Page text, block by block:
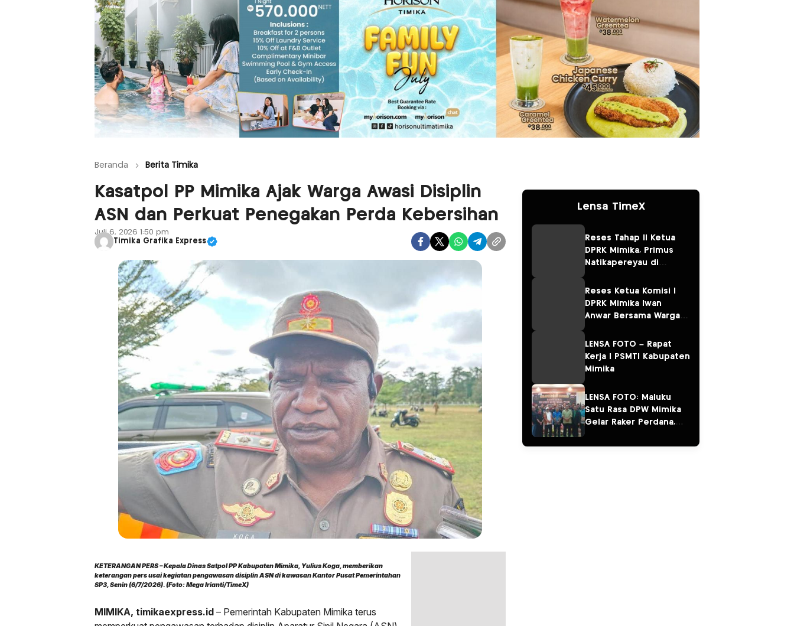
Beranda Berita Timika
Kasatpol PP Mimika Ajak Warga Awasi Disiplin
ASN dan Perkuat Penegakan Perda Kebersihan
Juli 6, 2026 1:50 pm
Timika Grafika Express
KETERANGAN PERS – Kepala Dinas Satpol PP Kabupaten Mimika, Yulius Koga, memberikan
keterangan pers usai kegiatan pengawasan disiplin ASN di kawasan Kantor Pusat Pemerintahan
SP3, Senin (6/7/2026). (Foto: Mega Irianti/TimeX)
MIMIKA, timikaexpress.id – Pemerintah Kabupaten Mimika terus
Lensa TimeX
Reses Tahap II Ketua
DPRK Mimika, Primus
Natikapereyau di
Pulau Karaka
Reses Ketua Komisi I
DPRK Mimika Iwan
Anwar Bersama Warga
LENSA FOTO – Rapat
Kerja I PSMTI Kabupaten
Mimika
LENSA FOTO: Maluku
Satu Rasa DPW Mimika
Gelar Raker Perdana,
“Salam Sarane”